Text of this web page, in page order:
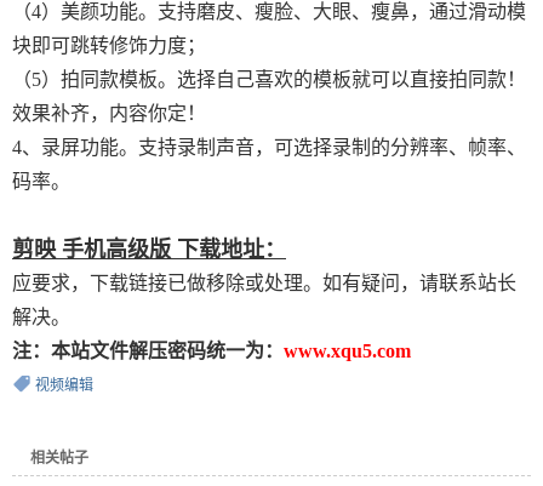
（4）美颜功能。支持磨皮、瘦脸、大眼、瘦鼻，通过滑动模
块即可跳转修饰力度；
（5）拍同款模板。选择自己喜欢的模板就可以直接拍同款！
效果补齐，内容你定！
4、录屏功能。支持录制声音，可选择录制的分辨率、帧率、
码率。
剪映 手机高级版 下载地址：
应要求，下载链接已做移除或处理。如有疑问，请联系站长
解决。
注：本站文件解压密码统一为： www.xqu5.com
视频编辑
相关帖子